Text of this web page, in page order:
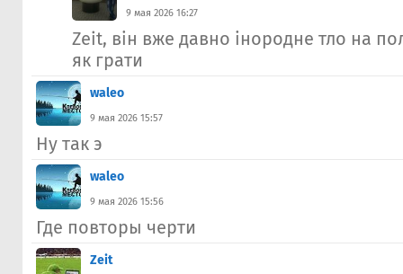
9 мая 2026 16:27
Zeit, він вже давно інородне тло на
як грати
waleo
9 мая 2026 15:57
Ну так э
waleo
9 мая 2026 15:56
Где повторы черти
Zeit